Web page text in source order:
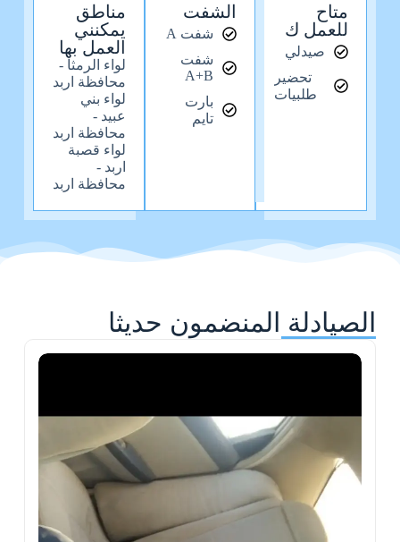
متاح
للعمل ك
صيدلي
تحضير
طلبيات
الشفت
شفت A
شفت
A+B
بارت
تايم
مناطق
يمكنني
العمل بها
لواء الرمثا -
محافظة اربد
لواء بني
عبيد -
محافظة اربد
لواء قصبة
اربد -
محافظة اربد
الصيادلة المنضمون حديثا